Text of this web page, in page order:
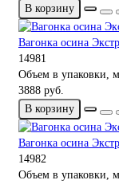
В корзину
Вагонка осина
14981
Объем в упаковки,
3888 руб.
В корзину
Вагонка осина
14982
Объем в упаковки,